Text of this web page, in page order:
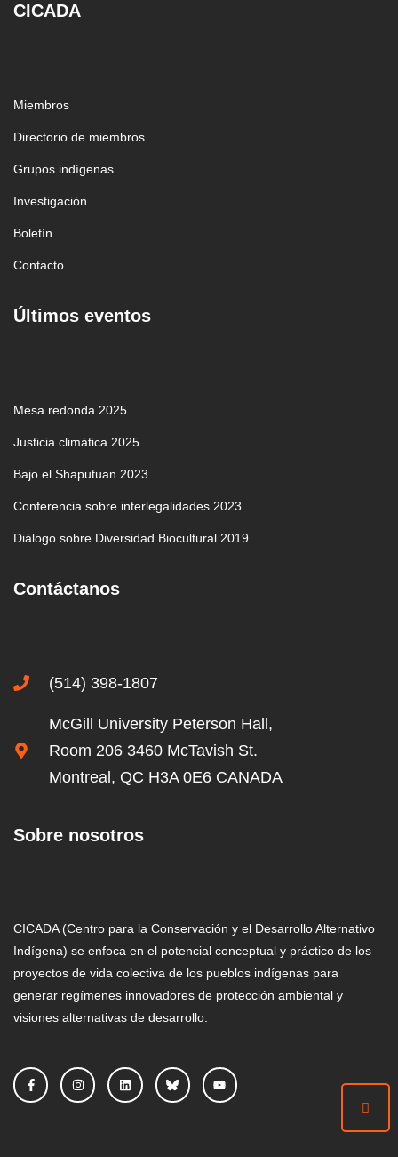
CICADA
Miembros
Directorio de miembros
Grupos indígenas
Investigación
Boletín
Contacto
Últimos eventos
Mesa redonda 2025
Justicia climática 2025
Bajo el Shaputuan 2023
Conferencia sobre interlegalidades 2023
Diálogo sobre Diversidad Biocultural 2019
Contáctanos
(514) 398-1807
McGill University Peterson Hall,
Room 206 3460 McTavish St.
Montreal, QC H3A 0E6 CANADA
Sobre nosotros
CICADA (Centro para la Conservación y el Desarrollo Alternativo
Indígena) se enfoca en el potencial conceptual y práctico de los
proyectos de vida colectiva de los pueblos indígenas para
generar regímenes innovadores de protección ambiental y
visiones alternativas de desarrollo.